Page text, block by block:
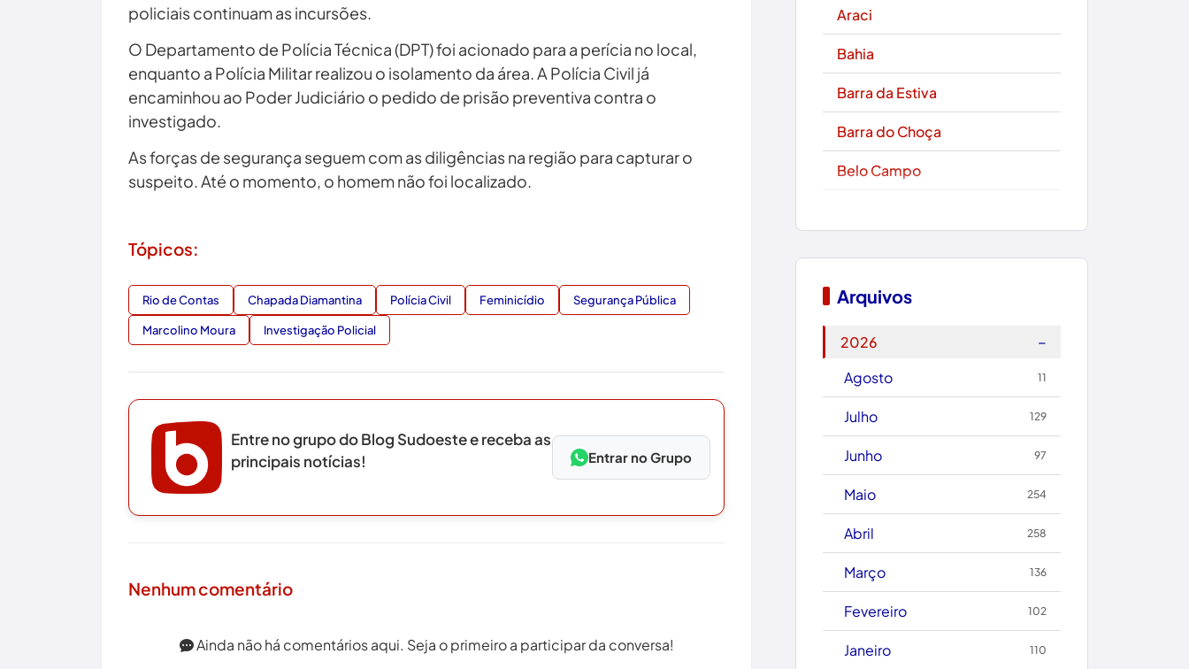
policiais continuam as incursões.
O Departamento de Polícia Técnica (DPT) foi acionado para a perícia no local,
enquanto a Polícia Militar realizou o isolamento da área. A Polícia Civil já
encaminhou ao Poder Judiciário o pedido de prisão preventiva contra o
investigado.
As forças de segurança seguem com as diligências na região para capturar o
suspeito. Até o momento, o homem não foi localizado.
Tópicos:
Rio de Contas Chapada Diamantina Polícia Civil Feminicídio Segurança Pública
Marcolino Moura Investigação Policial
Entre no grupo do Blog Sudoeste e receba as
principais notícias!
Entrar no Grupo
Nenhum comentário
Ainda não há comentários aqui. Seja o primeiro a participar da conversa!
Araci
Bahia
Barra da Estiva
Barra do Choça
Belo Campo
Boquira
Brumado
Caculé
Caetanos
Caetité
Candiba
Cândido Sales
Caraíbas
Arquivos
2026
−
Agosto
11
Julho 129
Junho 97
Maio 254
Abril 258
Março 136
Fevereiro 102
Janeiro 110